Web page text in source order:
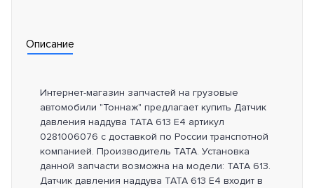
Описание
Интернет-магазин запчастей на грузовые
автомобили "Тоннаж" предлагает купить Датчик
давления наддува TATA 613 E4 артикул
0281006076 с доставкой по России транспотной
компанией. Производитель TATA. Установка
данной запчасти возможна на модели: TATA 613.
Датчик давления наддува TATA 613 E4 входит в